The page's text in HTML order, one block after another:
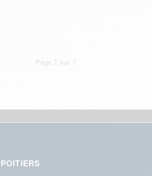
Page 7 sur 7
POITIERS